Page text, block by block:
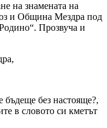
на знамената на
и Община Мездра под
Прозвуча и
бъдеще без настояще?,
в словото си кметът